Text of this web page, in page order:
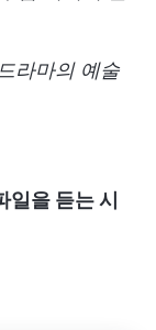
라마의 예술
을 듣는 시